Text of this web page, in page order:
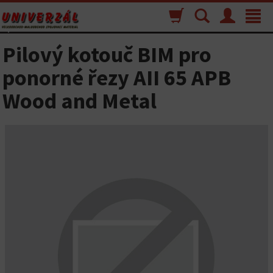
Toggle
Menu
Vyhľadávanie
Nákupný
košík
Pilový kotouč BIM pro
ponorné řezy AII 65 APB
Wood and Metal